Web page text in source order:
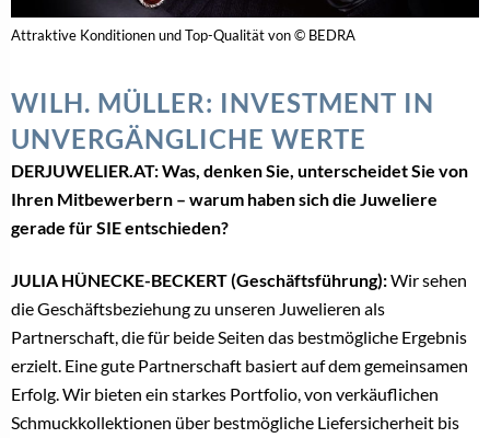
Attraktive Konditionen und Top-Qualität von © BEDRA
WILH. MÜLLER: INVESTMENT IN
UNVERGÄNGLICHE WERTE
DERJUWELIER.AT: Was, denken Sie, unterscheidet Sie von
Ihren Mitbewerbern – warum haben sich die Juweliere
gerade für SIE entschieden?
JULIA HÜNECKE-BECKERT (Geschäftsführung):Wir sehen
die Geschäftsbeziehung zu unseren Juwelieren als
Partnerschaft, die für beide Seiten das bestmögliche Ergebnis
erzielt. Eine gute Partnerschaft basiert auf dem gemeinsamen
Erfolg. Wir bieten ein starkes Portfolio, von verkäuflichen
Schmuckkollektionen über bestmögliche Liefersicherheit bis